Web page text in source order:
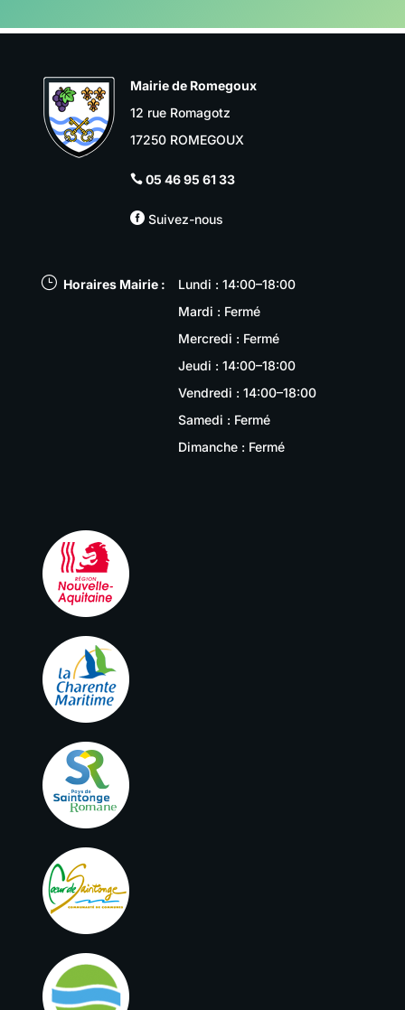
Mairie de Romegoux
12 rue Romagotz
17250 ROMEGOUX
 05 46 95 61 33
Suivez-nous
} Horaires Mairie :
Lundi : 14:00–18:00
Mardi : Fermé
Mercredi : Fermé
Jeudi : 14:00–18:00
Vendredi : 14:00–18:00
Samedi : Fermé
Dimanche : Fermé